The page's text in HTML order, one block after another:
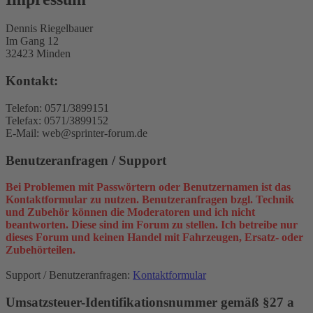
Dennis Riegelbauer
Im Gang 12
32423 Minden
Kontakt:
Telefon: 0571/3899151
Telefax: 0571/3899152
E-Mail: web@sprinter-forum.de
Benutzeranfragen / Support
Bei Problemen mit Passwörtern oder Benutzernamen ist das
Kontaktformular zu nutzen. Benutzeranfragen bzgl. Technik
und Zubehör können die Moderatoren und ich nicht
beantworten. Diese sind im Forum zu stellen. Ich betreibe nur
dieses Forum und keinen Handel mit Fahrzeugen, Ersatz- oder
Zubehörteilen.
Support / Benutzeranfragen: Kontaktformular
Umsatzsteuer-Identifikationsnummer gemäß §27 a